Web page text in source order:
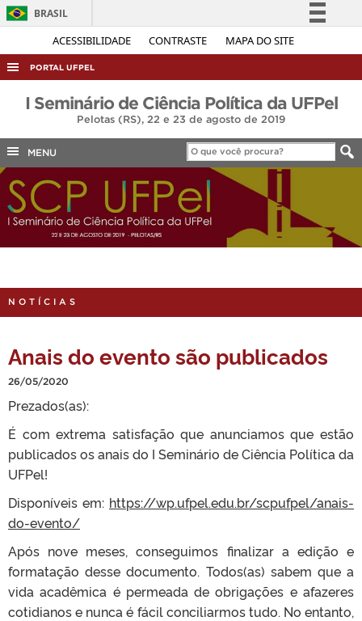
ACESSIBILIDADE CONTRASTE MAPA DO SITE
BRASIL
Simplifique!
Acesso à informação
Legislação
Canais
PORTAL UFPEL
ACESSO À INFORMAÇÃO
AUDITORIA
COBALTO
EDITAIS
INTERNACIONAL
PORTARIAS
I Seminário de Ciência Política da UFPel
Pelotas (RS), 22 e 23 de agosto de 2019
MENU
NOTÍCIAS
Anais do evento são publicados
26/05/2020
Prezados(as):
É com extrema satisfação que anunciamos que estão
publicados os anais do I Seminário de Ciência Política da
UFPel!
Disponíveis em: https://wp.ufpel.edu.br/scpufpel/anais-
do-evento/
Após nove meses, conseguimos finalizar a edição e
formatação desse documento. Todos(as) sabem que a
vida acadêmica é permeada de obrigações e afazeres
cotidianos e nunca é fácil conciliarmos tudo. No entanto,